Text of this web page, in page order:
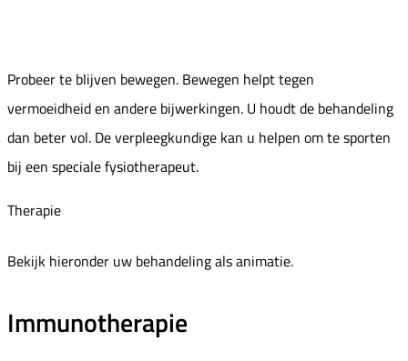
Probeer te blijven bewegen. Bewegen helpt tegen
vermoeidheid en andere bijwerkingen. U houdt de behandeling
dan beter vol. De verpleegkundige kan u helpen om te sporten
bij een speciale fysiotherapeut.
Therapie
Bekijk hieronder uw behandeling als animatie.
Immunotherapie